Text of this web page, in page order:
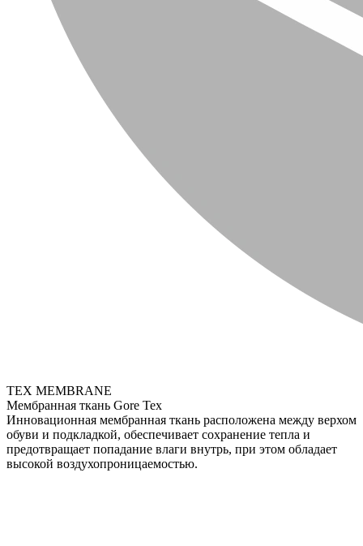
TEX MEMBRANE
Мембранная ткань Gore Tex
Инновационная мембранная ткань расположена между верхом
обуви и подкладкой, обеспечивает сохранение тепла и
предотвращает попадание влаги внутрь, при этом обладает
высокой воздухопроницаемостью.